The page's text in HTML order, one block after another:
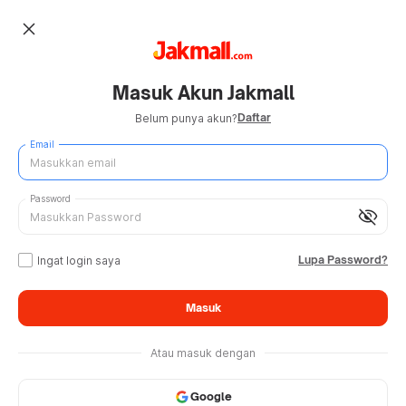
close
Masuk Akun Jakmall
Belum punya akun?Daftar
Email
visibility_off
Password
Ingat login saya Lupa Password?
Masuk
Atau masuk dengan
Google